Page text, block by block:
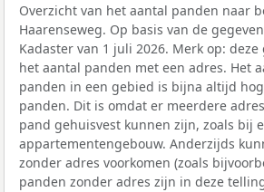
Overzicht van het aantal panden naar
Haarenseweg. Op basis van de
Kadaster van 1 juli 2026. Merk op:
het aantal panden met een adres. Het
panden in een gebied is bijna altijd
panden. Dit is omdat er meerdere
pand gehuisvest kunnen zijn, zoals bij
appartementengebouw. Anderzijds
zonder adres voorkomen (zoals
panden zonder adres zijn in deze